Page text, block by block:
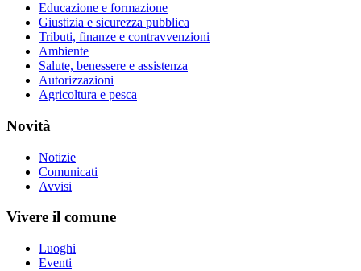
Educazione e formazione
Giustizia e sicurezza pubblica
Tributi, finanze e contravvenzioni
Ambiente
Salute, benessere e assistenza
Autorizzazioni
Agricoltura e pesca
Novità
Notizie
Comunicati
Avvisi
Vivere il comune
Luoghi
Eventi